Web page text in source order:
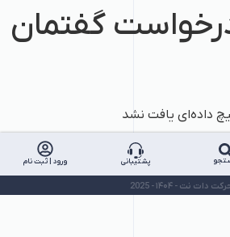
گفتمان
داده‌ای یافت نشد
پشتیبانی ورود | ثبت نام
دات نت - ۱۴۰۴ - 2025